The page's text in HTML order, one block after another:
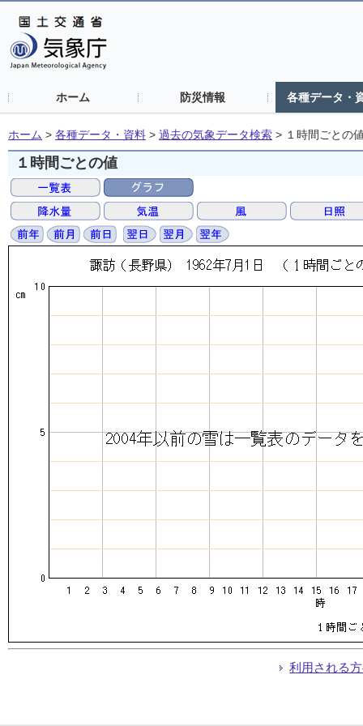
ホーム 防災情報 各種データ・
ホーム > 各種データ・資料 > 過去の気象データ検索 > １時間ごとの
１時間ごとの値
利用される